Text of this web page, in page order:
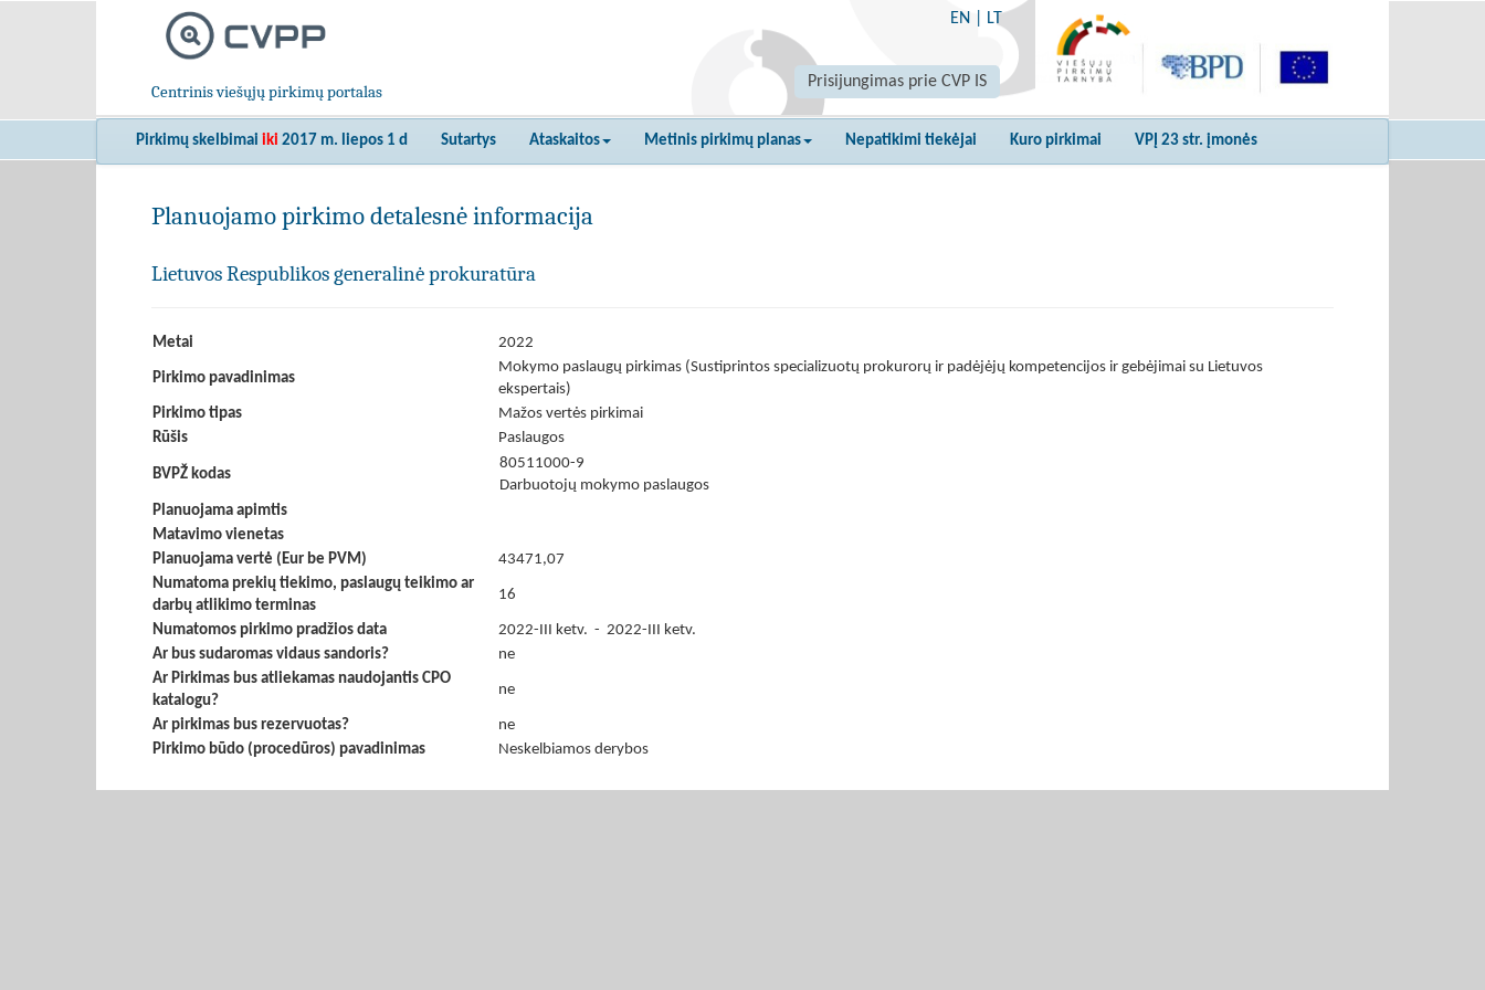
Centrinis viešųjų pirkimų portalas
EN LT
Prisijungimas prie CVP IS
Pirkimų skelbimai iki 2017 m. liepos 1 d Sutartys Ataskaitos Metinis pirkimų planas Nepatikimi tiekėjai Kuro pirkimai VPĮ 23 str. įmonės
Planuojamo pirkimo detalesnė informacija
Lietuvos Respublikos generalinė prokuratūra
Metai 2022
Pirkimo pavadinimas
Mokymo paslaugų pirkimas (Sustiprintos specializuotų prokurorų ir padėjėjų kompetencijos ir gebėjimai su Lietuvos
ekspertais)
Pirkimo tipas
Mažos vertės pirkimai
Rūšis
Paslaugos
BVPŽ kodas
80511000-9
Darbuotojų mokymo paslaugos
Planuojama apimtis
Matavimo vienetas
Planuojama vertė (Eur be PVM)
43471,07
Numatoma prekių tiekimo, paslaugų teikimo ar
darbų atlikimo terminas
16
Numatomos pirkimo pradžios data
2022-III ketv. - 2022-III ketv.
Ar bus sudaromas vidaus sandoris?
ne
Ar Pirkimas bus atliekamas naudojantis CPO
katalogu?
ne
Ar pirkimas bus rezervuotas?
ne
Pirkimo būdo (procedūros) pavadinimas
Neskelbiamos derybos